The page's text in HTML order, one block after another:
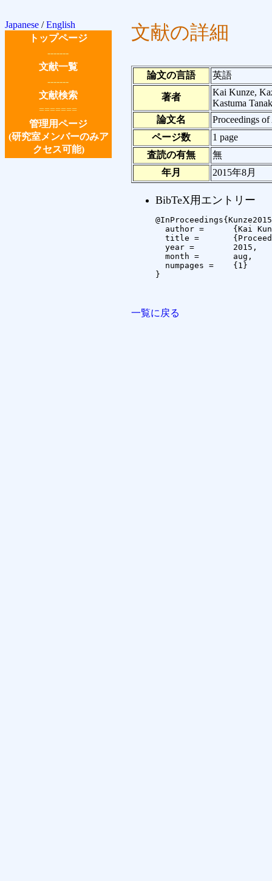
Japanese /English
トップページ
-------
文献一覧
-------
文献検索
=======
管理用ページ
(研究室メンバーのみア
クセス可能)
文献の詳細
論文の言語 英語
著者
Kai Kunze,
Kastuma
論文名
Proceedings
ページ数
1 page
査読の有無
無
年月
2015年8月
BibTeX用エントリー
  author =	{Kai Kunze and Kazutaka Inoue and Katsutoshi Masai and Yuji Uema and Sean Shao-An Tsai and Shoya Ishimaru and Kastuma Tanaka and Koichi Kise and Masahiko Inami},
  title =	{Proceedings of ACM SIGGRAPH 2015 Emerging Technologies},
  year =	2015,
  month =	aug,
  numpages =	{1}
}
一覧に戻る